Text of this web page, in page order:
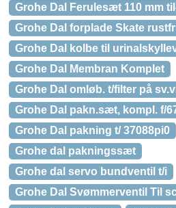
Grohe Dal Ferulesæt 110 mm
Grohe Dal forplade Skate
Grohe Dal kolbe til
Grohe Dal Membran Komplet
Grohe Dal omløb. t/filter på
Grohe Dal pakn.sæt, kompl. f/
Grohe Dal pakning t/ 37088pi0
Grohe dal pakningssæt
Grohe dal servo bundventil t/i
Grohe Dal Svømmerventil Til